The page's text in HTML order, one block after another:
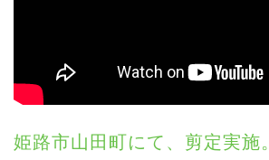
姫路市山田町にて、剪定実施